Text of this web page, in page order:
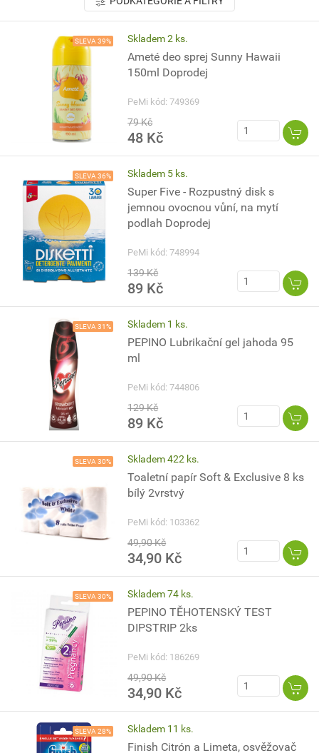
SLEVA 39% Skladem 2 ks.
Ameté deo sprej Sunny Hawaii
150ml Doprodej
PeMi kód: 749369
79 Kč
48 Kč
SLEVA 36% Skladem 5 ks.
Super Five - Rozpustný disk s
jemnou ovocnou vůní, na mytí
podlah Doprodej
PeMi kód: 748994
139 Kč
89 Kč
SLEVA 31% Skladem 1 ks.
PEPINO Lubrikační gel jahoda 95
ml
PeMi kód: 744806
129 Kč
89 Kč
SLEVA 30% Skladem 422 ks.
Toaletní papír Soft & Exclusive 8 ks
bílý 2vrstvý
PeMi kód: 103362
49,90 Kč
34,90 Kč
SLEVA 30% Skladem 74 ks.
PEPINO TĚHOTENSKÝ TEST
DIPSTRIP 2ks
PeMi kód: 186269
49,90 Kč
34,90 Kč
SLEVA 28% Skladem 11 ks.
Finish Citrón a Limeta, osvěžovač